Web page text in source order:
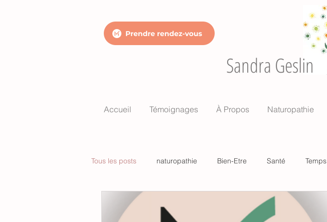
Sandra Geslin
Accueil Témoignages À Propos Naturopathie
Tous les posts naturopathie Bien-Etre Santé Temps